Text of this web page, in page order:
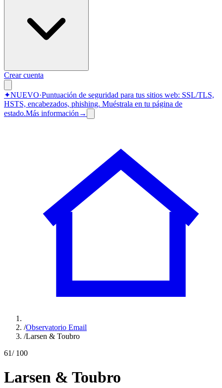
Crear cuenta
✦NUEVO·Puntuación de seguridad para tus sitios web: SSL/TLS,
HSTS, encabezados, phishing. Muéstrala en tu página de
estado.Más información →
/Observatorio Email
/Larsen & Toubro
61/ 100
Larsen & Toubro